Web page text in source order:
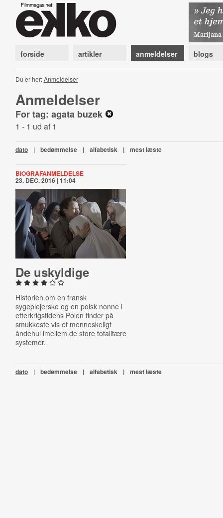
forside artikler anmeldelser blogs
Du er her:Anmeldelser
Anmeldelser
For tag: agata buzek
1 - 1 ud af 1
dato | bedømmelse | alfabetisk | mest læste
BIOGRAFANMELDELSE
23. DEC. 2016 | 11:04
De uskyldige
Historien om en fransk
sygeplejerske og en polsk nonne i
efterkrigstidens Polen finder på
smukkeste vis et menneskeligt
åndehul imellem de store totalitære
systemer.
dato | bedømmelse | alfabetisk | mest læste